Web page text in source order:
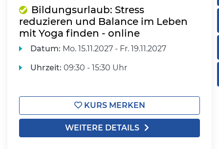
Bildungsurlaub: Stress
reduzieren und Balance im Leben
mit Yoga finden - online
Datum: Mo. 15.11.2027 - Fr. 19.11.2027
Uhrzeit: 09:30 - 15:30 Uhr
KURS MERKEN
WEITERE DETAILS